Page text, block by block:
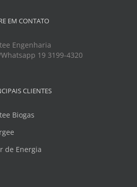
EM CONTATO
Engenharia
19 3199-4320
CLIENTES
Biogas
de Energia